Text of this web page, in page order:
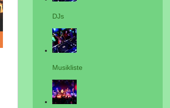
DJs
Musikliste